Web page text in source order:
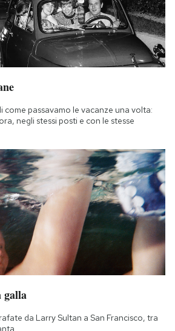
come passavamo le vacanze una volta:
negli stessi posti e con le stesse
galla
da Larry Sultan a San Francisco, tra